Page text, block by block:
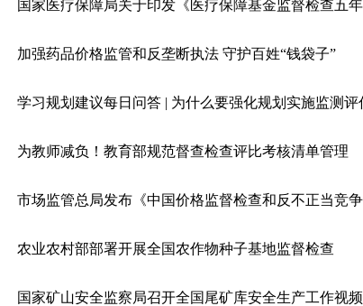
加强药品价格监管和反垄断执法 守护百姓“钱袋子”
学习规划建议每日问答 | 为什么要强化规划实施监测评
为教师减负！教育部规范督查检查评比考核清单管理
市场监管总局发布《中国价格监督检查和反不正当竞争
农业农村部部署开展全国农作物种子基地监督检查
国家矿山安全监察局召开全国尾矿库安全生产工作视